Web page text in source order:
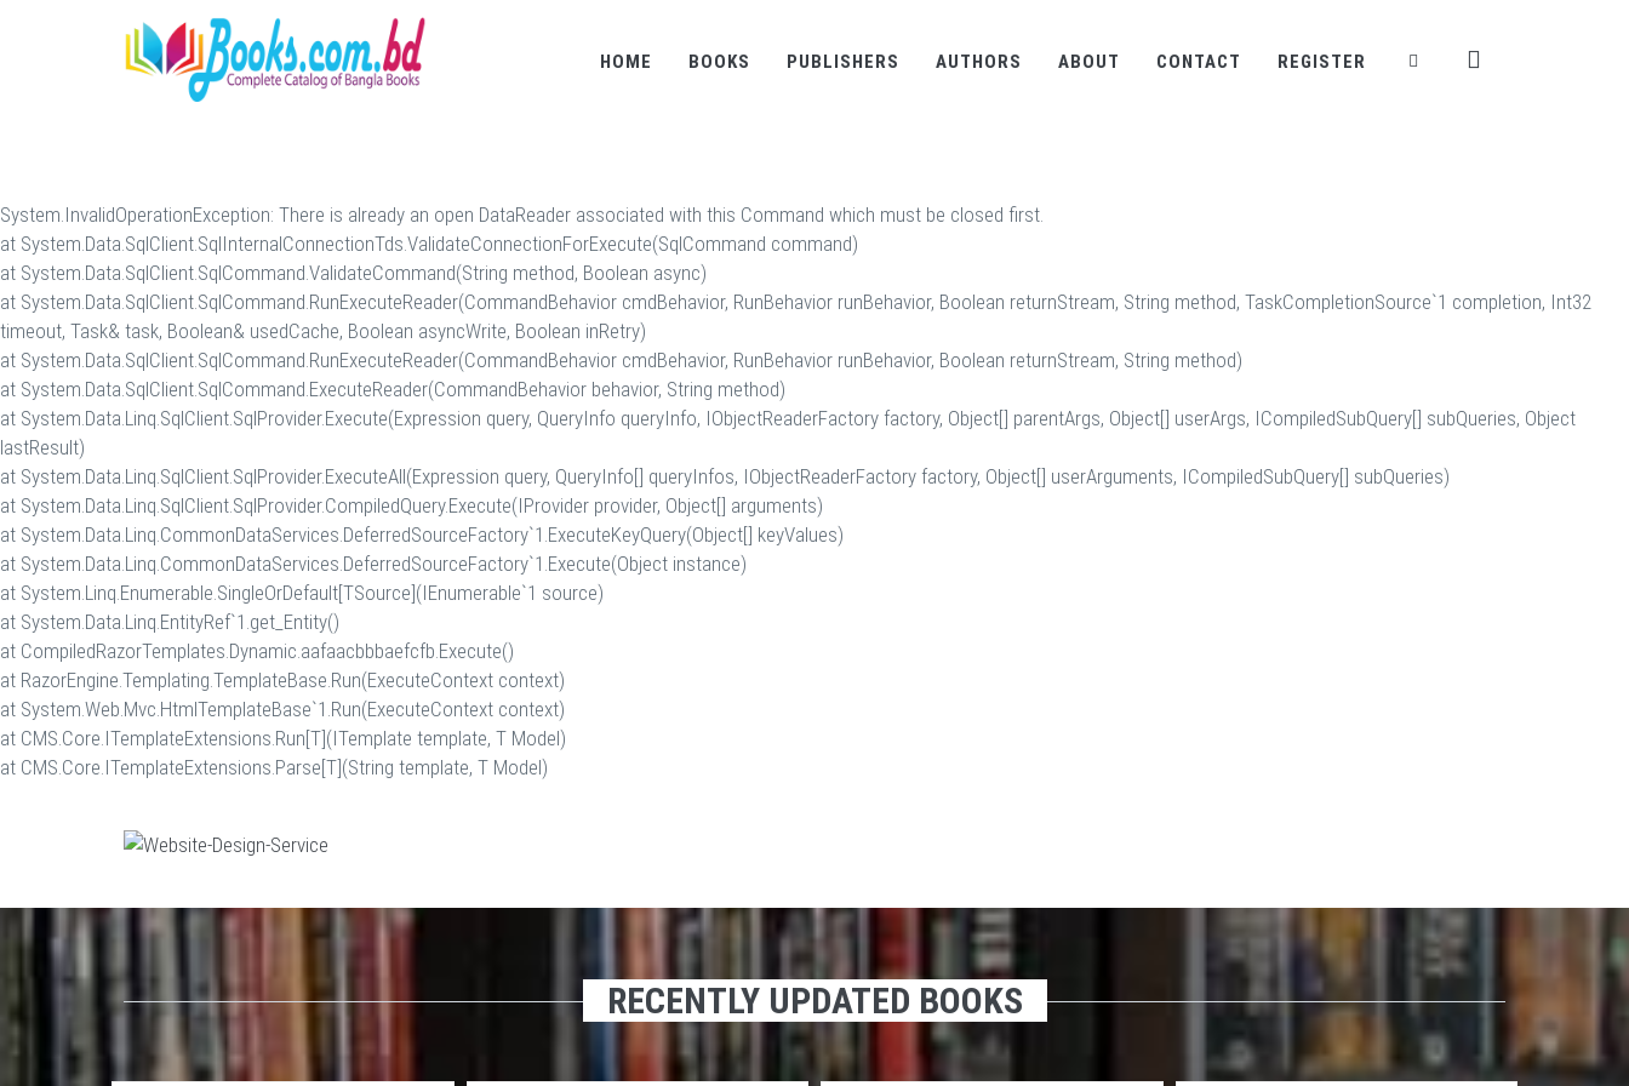
HOME BOOKS PUBLISHERS AUTHORS ABOUT CONTACT REGISTER
System.InvalidOperationException: There is already an open DataReader associated with this Command which must be closed first.
at System.Data.SqlClient.SqlInternalConnectionTds.ValidateConnectionForExecute(SqlCommand command)
at System.Data.SqlClient.SqlCommand.ValidateCommand(String method, Boolean async)
at System.Data.SqlClient.SqlCommand.RunExecuteReader(CommandBehavior cmdBehavior, RunBehavior runBehavior, Boolean returnStream, String method, TaskCompletionSource`1 completion, Int32
timeout, Task& task, Boolean& usedCache, Boolean asyncWrite, Boolean inRetry)
at System.Data.SqlClient.SqlCommand.RunExecuteReader(CommandBehavior cmdBehavior, RunBehavior runBehavior, Boolean returnStream, String method)
at System.Data.SqlClient.SqlCommand.ExecuteReader(CommandBehavior behavior, String method)
at System.Data.Linq.SqlClient.SqlProvider.Execute(Expression query, QueryInfo queryInfo, IObjectReaderFactory factory, Object[] parentArgs, Object[] userArgs, ICompiledSubQuery[] subQueries, Object
lastResult)
at System.Data.Linq.SqlClient.SqlProvider.ExecuteAll(Expression query, QueryInfo[] queryInfos, IObjectReaderFactory factory, Object[] userArguments, ICompiledSubQuery[] subQueries)
at System.Data.Linq.SqlClient.SqlProvider.CompiledQuery.Execute(IProvider provider, Object[] arguments)
at System.Data.Linq.CommonDataServices.DeferredSourceFactory`1.ExecuteKeyQuery(Object[] keyValues)
at System.Data.Linq.CommonDataServices.DeferredSourceFactory`1.Execute(Object instance)
at System.Linq.Enumerable.SingleOrDefault[TSource](IEnumerable`1 source)
at System.Data.Linq.EntityRef`1.get_Entity()
at CompiledRazorTemplates.Dynamic.aafaacbbbaefcfb.Execute()
at RazorEngine.Templating.TemplateBase.Run(ExecuteContext context)
at System.Web.Mvc.HtmlTemplateBase`1.Run(ExecuteContext context)
at CMS.Core.ITemplateExtensions.Run[T](ITemplate template, T Model)
at CMS.Core.ITemplateExtensions.Parse[T](String template, T Model)
RECENTLY UPDATED BOOKS